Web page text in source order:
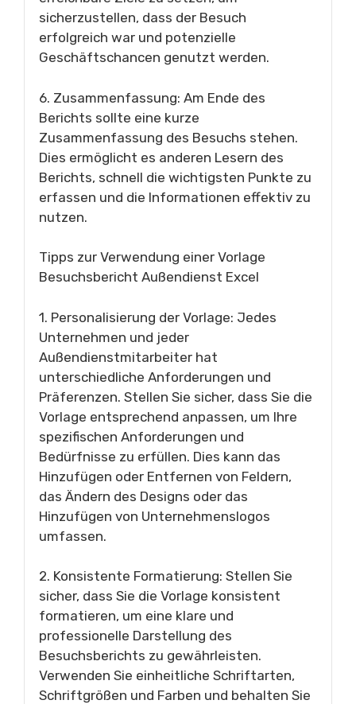
sicherzustellen, dass der Besuch
erfolgreich war und potenzielle
Geschäftschancen genutzt werden.
6. Zusammenfassung: Am Ende des
Berichts sollte eine kurze
Zusammenfassung des Besuchs stehen.
Dies ermöglicht es anderen Lesern des
Berichts, schnell die wichtigsten Punkte zu
erfassen und die Informationen effektiv zu
nutzen.
Tipps zur Verwendung einer Vorlage
Besuchsbericht Außendienst Excel
1. Personalisierung der Vorlage: Jedes
Unternehmen und jeder
Außendienstmitarbeiter hat
unterschiedliche Anforderungen und
Präferenzen. Stellen Sie sicher, dass Sie die
Vorlage entsprechend anpassen, um Ihre
spezifischen Anforderungen und
Bedürfnisse zu erfüllen. Dies kann das
Hinzufügen oder Entfernen von Feldern,
das Ändern des Designs oder das
Hinzufügen von Unternehmenslogos
umfassen.
2. Konsistente Formatierung: Stellen Sie
sicher, dass Sie die Vorlage konsistent
formatieren, um eine klare und
professionelle Darstellung des
Besuchsberichts zu gewährleisten.
Verwenden Sie einheitliche Schriftarten,
Schriftgrößen und Farben und behalten Sie